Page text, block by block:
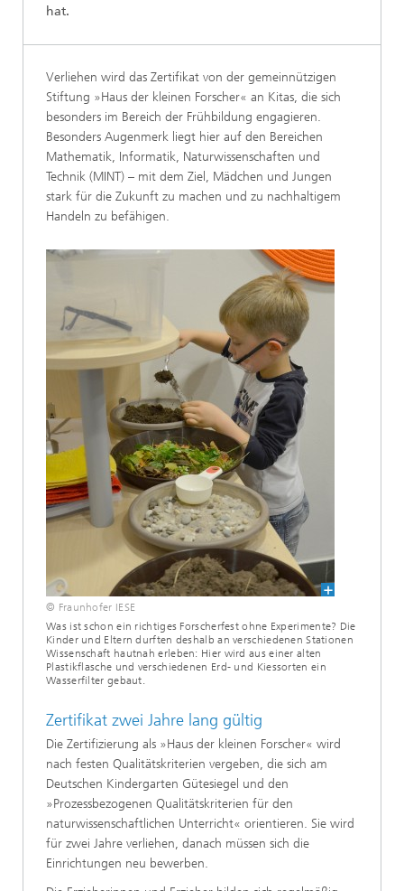
hat.
Verliehen wird das Zertifikat von der gemeinnützigen
Stiftung »Haus der kleinen Forscher« an Kitas, die sich
besonders im Bereich der Frühbildung engagieren.
Besonders Augenmerk liegt hier auf den Bereichen
Mathematik, Informatik, Naturwissenschaften und
Technik (MINT) – mit dem Ziel, Mädchen und Jungen
stark für die Zukunft zu machen und zu nachhaltigem
Handeln zu befähigen.
© Fraunhofer IESE
Was ist schon ein richtiges Forscherfest ohne Experimente? Die
Kinder und Eltern durften deshalb an verschiedenen Stationen
Wissenschaft hautnah erleben: Hier wird aus einer alten
Plastikflasche und verschiedenen Erd- und Kiessorten ein
Wasserfilter gebaut.
Zertifikat zwei Jahre lang gültig
Die Zertifizierung als »Haus der kleinen Forscher« wird
nach festen Qualitätskriterien vergeben, die sich am
Deutschen Kindergarten Gütesiegel und den
»Prozessbezogenen Qualitätskriterien für den
naturwissenschaftlichen Unterricht« orientieren. Sie wird
für zwei Jahre verliehen, danach müssen sich die
Einrichtungen neu bewerben.